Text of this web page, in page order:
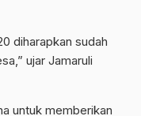
diharapkan sudah
ujar Jamaruli
untuk memberikan